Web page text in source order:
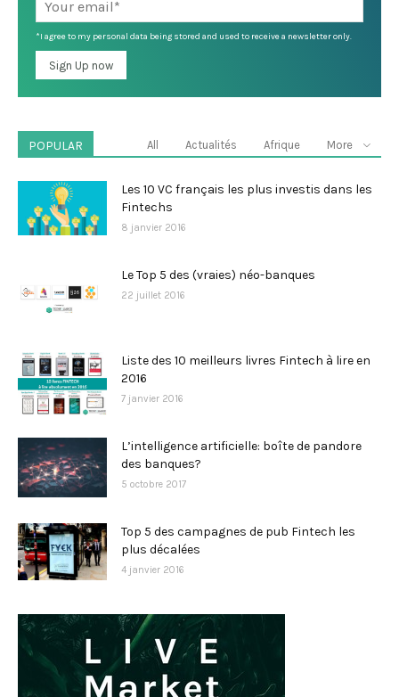
*I agree to my personal data being stored and used to receive a newsletter only.
POPULAR All Actualités Afrique More
Les 10 VC français les plus investis dans les
Fintechs
8 janvier 2016
Le Top 5 des (vraies) néo-banques
22 juillet 2016
Liste des 10 meilleurs livres Fintech à lire en
2016
7 janvier 2016
L’intelligence artificielle: boîte de pandore
des banques?
5 octobre 2017
Top 5 des campagnes de pub Fintech les
plus décalées
4 janvier 2016